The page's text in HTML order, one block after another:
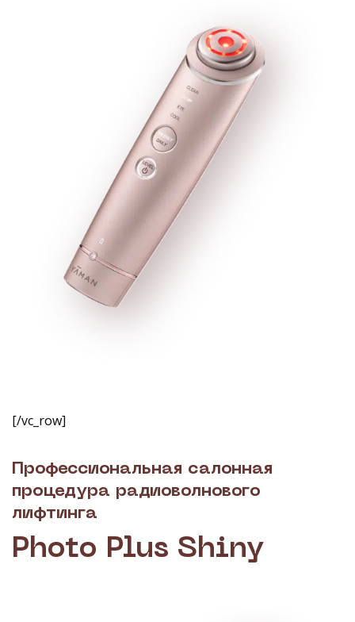
[/vc_row]
Профессиональная салонная
процедура радиоволнового
лифтинга
Photo Plus Shiny